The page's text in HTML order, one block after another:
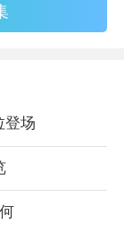
手，玩家可以
作战模式，玩
键，右边是挥
些操作，以便
登场